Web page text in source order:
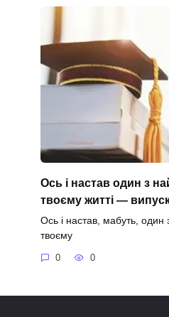
Ось і настав один з
твоєму житті —
Ось і настав, мабуть, один
твоєму
0 0